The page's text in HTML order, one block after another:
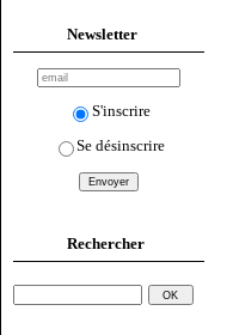
Newsletter
S'inscrire
Se désinscrire
Rechercher